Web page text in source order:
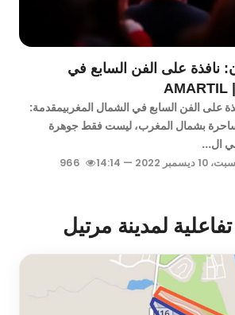
نافذة على الفن السابع في
على الفن السابع في الشمال المغربيمقدمة:
بشمال المغرب، ليست فقط جوهرة
ال...
ديسمبر 2022 — 14:14
لمدينة مرتيل